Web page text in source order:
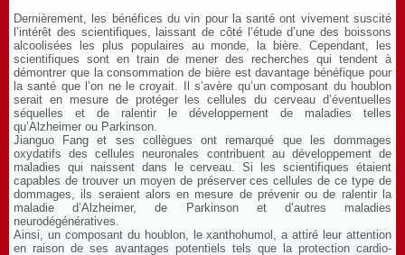
Dernièrement, les bénéfices du vin pour la santé ont vivement suscité
l’intérêt des scientifiques, laissant de côté l’étude d’une des boissons
alcoolisées les plus populaires au monde, la bière. Cependant, les
scientifiques sont en train de mener des recherches qui tendent à
démontrer que la consommation de bière est davantage bénéfique pour
la santé que l’on ne le croyait. Il s’avère qu’un composant du houblon
serait en mesure de protéger les cellules du cerveau d’éventuelles
séquelles et de ralentir le développement de maladies telles
qu’Alzheimer ou Parkinson.
Jianguo Fang et ses collègues ont remarqué que les dommages
oxydatifs des cellules neuronales contribuent au développement de
maladies qui naissent dans le cerveau. Si les scientifiques étaient
capables de trouver un moyen de préserver ces cellules de ce type de
dommages, ils seraient alors en mesure de prévenir ou de ralentir la
maladie d’Alzheimer, de Parkinson et d’autres maladies
neurodégénératives.
Ainsi, un composant du houblon, le xanthohumol, a attiré leur attention
en raison de ses avantages potentiels tels que la protection cardio-